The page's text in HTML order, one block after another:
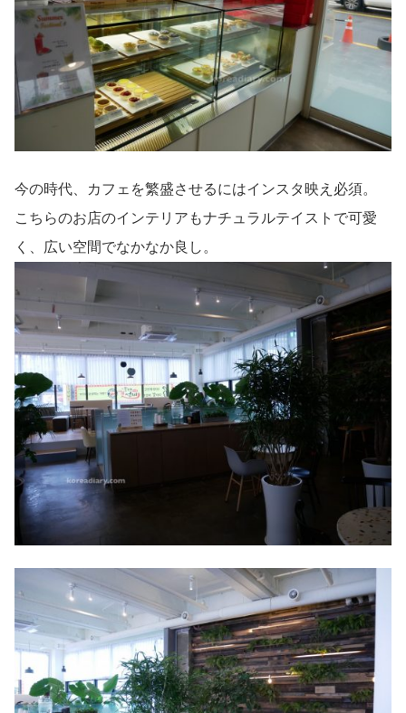
今の時代、カフェを繁盛させるにはインスタ映え必須。
こちらのお店のインテリアもナチュラルテイストで可愛
く、広い空間でなかなか良し。